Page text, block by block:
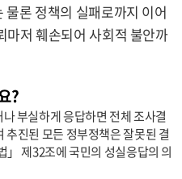
론 정책의 실패로까지 이어
마저 훼손되어 사회적 불안까
?
부실하게 응답하면 전체 조사결
진된 모든 정부정책은 잘못된 결
」 제32조에 국민의 성실응답의 의